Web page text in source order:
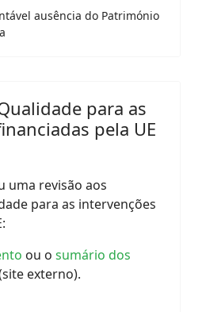
ausência do Património
para as
pela UE
uma revisão aos
para as intervenções
ou o sumário dos
externo).